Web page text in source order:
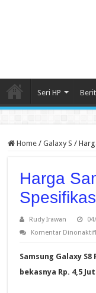
Seri HP
Home / Galaxy S /
Harga
Rudy Irawan
Komentar
Samsung Galaxy
bekasnya Rp. 4,5